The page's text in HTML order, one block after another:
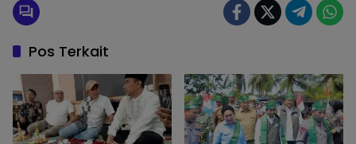
Pos Terkait